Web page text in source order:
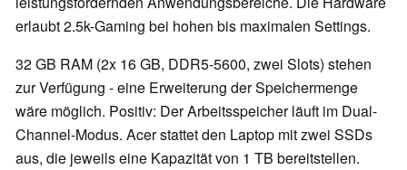
erlaubt 2.5k-Gaming bei hohen bis maximalen Settings.
32 GB RAM (2x 16 GB, DDR5-5600, zwei Slots) stehen
zur Verfügung - eine Erweiterung der Speichermenge
wäre möglich. Positiv: Der Arbeitsspeicher läuft im Dual-
Channel-Modus. Acer stattet den Laptop mit zwei SSDs
aus, die jeweils eine Kapazität von 1 TB bereitstellen.